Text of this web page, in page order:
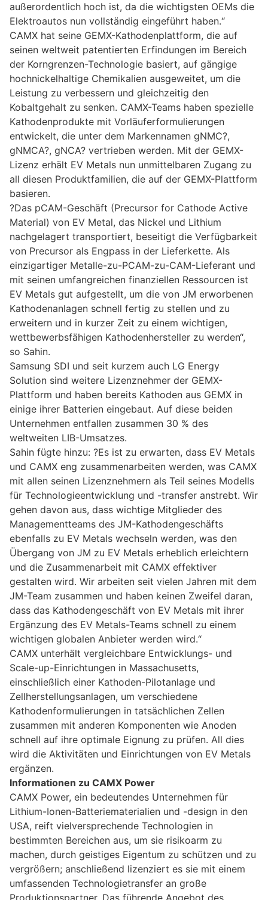
außerordentlich hoch ist, da die wichtigsten OEMs die
Elektroautos nun vollständig eingeführt haben.“
CAMX hat seine GEMX-Kathodenplattform, die auf
seinen weltweit patentierten Erfindungen im Bereich
der Korngrenzen-Technologie basiert, auf gängige
hochnickelhaltige Chemikalien ausgeweitet, um die
Leistung zu verbessern und gleichzeitig den
Kobaltgehalt zu senken. CAMX-Teams haben spezielle
Kathodenprodukte mit Vorläuferformulierungen
entwickelt, die unter dem Markennamen gNMC?,
gNMCA?, gNCA? vertrieben werden. Mit der GEMX-
Lizenz erhält EV Metals nun unmittelbaren Zugang zu
all diesen Produktfamilien, die auf der GEMX-Plattform
basieren.
?Das pCAM-Geschäft (Precursor for Cathode Active
Material) von EV Metal, das Nickel und Lithium
nachgelagert transportiert, beseitigt die Verfügbarkeit
von Precursor als Engpass in der Lieferkette. Als
einzigartiger Metalle-zu-PCAM-zu-CAM-Lieferant und
mit seinen umfangreichen finanziellen Ressourcen ist
EV Metals gut aufgestellt, um die von JM erworbenen
Kathodenanlagen schnell fertig zu stellen und zu
erweitern und in kurzer Zeit zu einem wichtigen,
wettbewerbsfähigen Kathodenhersteller zu werden“,
so Sahin.
Samsung SDI und seit kurzem auch LG Energy
Solution sind weitere Lizenznehmer der GEMX-
Plattform und haben bereits Kathoden aus GEMX in
einige ihrer Batterien eingebaut. Auf diese beiden
Unternehmen entfallen zusammen 30 % des
weltweiten LIB-Umsatzes.
Sahin fügte hinzu: ?Es ist zu erwarten, dass EV Metals
und CAMX eng zusammenarbeiten werden, was CAMX
mit allen seinen Lizenznehmern als Teil seines Modells
für Technologieentwicklung und -transfer anstrebt. Wir
gehen davon aus, dass wichtige Mitglieder des
Managementteams des JM-Kathodengeschäfts
ebenfalls zu EV Metals wechseln werden, was den
Übergang von JM zu EV Metals erheblich erleichtern
und die Zusammenarbeit mit CAMX effektiver
gestalten wird. Wir arbeiten seit vielen Jahren mit dem
JM-Team zusammen und haben keinen Zweifel daran,
dass das Kathodengeschäft von EV Metals mit ihrer
Ergänzung des EV Metals-Teams schnell zu einem
wichtigen globalen Anbieter werden wird.“
CAMX unterhält vergleichbare Entwicklungs- und
Scale-up-Einrichtungen in Massachusetts,
einschließlich einer Kathoden-Pilotanlage und
Zellherstellungsanlagen, um verschiedene
Kathodenformulierungen in tatsächlichen Zellen
zusammen mit anderen Komponenten wie Anoden
schnell auf ihre optimale Eignung zu prüfen. All dies
wird die Aktivitäten und Einrichtungen von EV Metals
ergänzen.
Informationen zu CAMX Power
CAMX Power, ein bedeutendes Unternehmen für
Lithium-Ionen-Batteriematerialien und -design in den
USA, reift vielversprechende Technologien in
bestimmten Bereichen aus, um sie risikoarm zu
machen, durch geistiges Eigentum zu schützen und zu
vergrößern; anschließend lizenziert es sie mit einem
umfassenden Technologietransfer an große